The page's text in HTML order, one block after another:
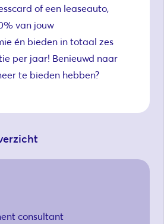
of een leaseauto,
van jouw
én bieden in totaal zes
per jaar! Benieuwd naar
te bieden hebben?
consultant